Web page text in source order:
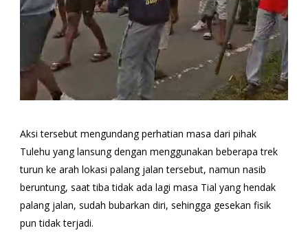
Aksi tersebut mengundang perhatian masa dari pihak
Tulehu yang lansung dengan menggunakan beberapa trek
turun ke arah lokasi palang jalan tersebut, namun nasib
beruntung, saat tiba tidak ada lagi masa Tial yang hendak
palang jalan, sudah bubarkan diri, sehingga gesekan fisik
pun tidak terjadi.